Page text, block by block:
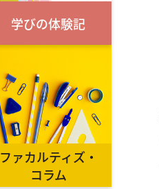
学びの体験記
ファカルティズ・
コラム